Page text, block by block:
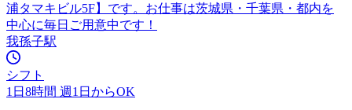
浦タマキビル5F】です。お仕事は茨城県・千葉県・都内を
中心に毎日ご用意中です！
我孫子駅
シフト
1日8時間 週1日からOK